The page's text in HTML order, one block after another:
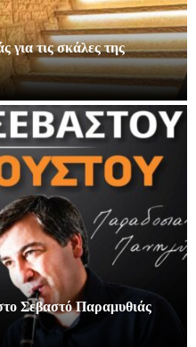
για τις σκάλες της
Σεβαστό Παραμυθιάς